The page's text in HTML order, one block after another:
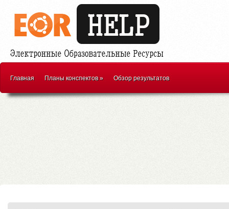
Главная Планы конспектов» Обзор результатов